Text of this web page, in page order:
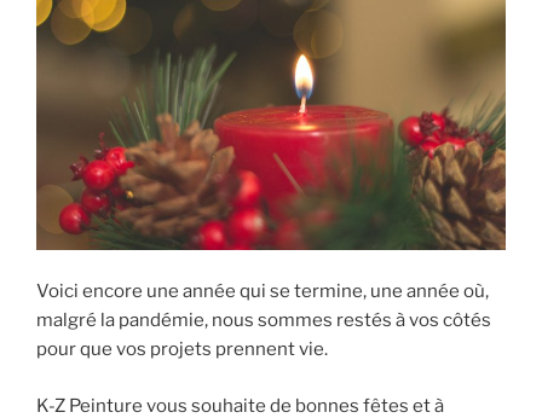
Voici encore une année qui se termine, une année où,
malgré la pandémie, nous sommes restés à vos côtés
pour que vos projets prennent vie.
K-Z Peinture vous souhaite de bonnes fêtes et à